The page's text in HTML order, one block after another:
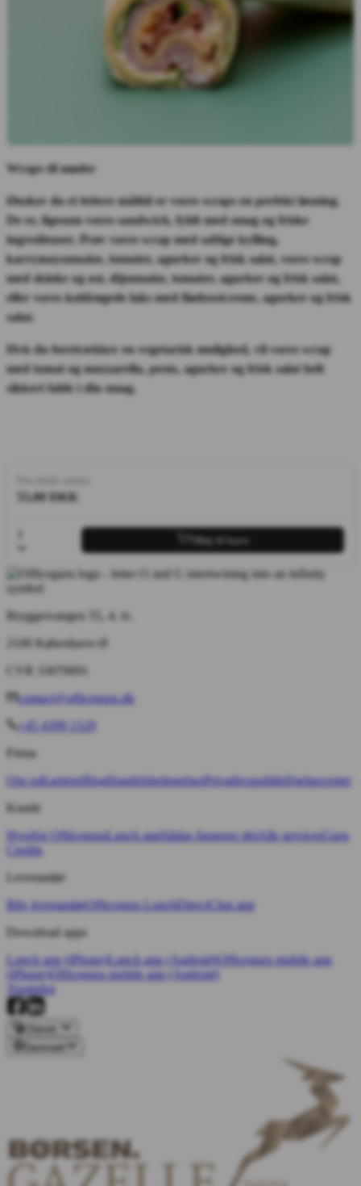
Wraps til møder
Ønsker du et lettere måltid er vores wraps en perfekt løsning.
De er, ligesom vores sandwich, fyldt med smag og friske
ingredienser. Prøv vores wrap med saftige kylling,
karrymayonnaise, tomater, agurker og frisk salat, vores wrap
med skinke og ost, dijonnaise, tomater, agurker og frisk salat,
eller vores koldrøgede laks med flødeostcreme, agurker og frisk
salat.
Hvis du foretrækker en vegetarisk mulighed, vil vores wrap
med tomat og mozzarella, pesto, agurker og frisk salat helt
sikkert falde i din smag.
55,00 DKK
Tilføj til kurv
Bryggervangen 55, 4. tv.
2100 København Ø
CVR 33070691
contact@officeguru.dk
+45 4399 1529
Firma
Om osKarriereBlogHandelsbetingelserPrivatlivspolitikHjælpecenter
Kunde
Hvorfor OfficeguruLunch appSådan fungerer detAlle servicesGuru
Credits
Leverandør
Bliv leverandørOfficeguru LunchDirectChat app
Download apps
Lunch app (iPhone)Lunch app (Android)Officeguru mobile app
(iPhone)
Officeguru mobile app (Android)
Trustpilot
Dansk
Danmark